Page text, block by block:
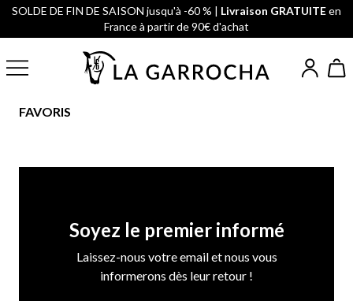
SOLDE DE FIN DE SAISON jusqu'à -60 % | Livraison GRATUITEen
France à partir de 90€ d'achat
FAVORIS
Soyez le premier informé
Laissez-nous votre email et nous vous
informerons dès leur retour !